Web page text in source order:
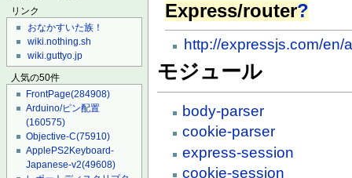
リンク
おなかすいた族！
wiki.nothing.sh
wiki.guttyo.jp
人気の50件
FrontPage(284908)
Arduino/ピン配置
(160575)
Objective-C(75910)
ApplePS2Keyboard-
Japanese-v2(49608)
Express/router?
http://expressjs.com/en/
モジュール
body-parser
cookie-parser
express-session
cookie-session